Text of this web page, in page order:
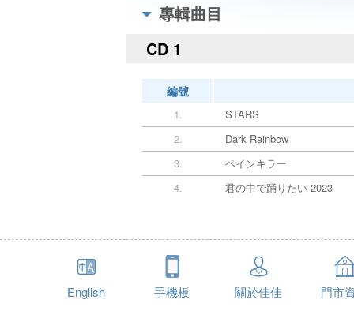
專輯曲目
CD 1
編號
1.
STARS
2.
Dark Rainbow
3.
ペインキラー
4.
君の中で踊りたい 2023
English 手機板 關於佳佳 門市